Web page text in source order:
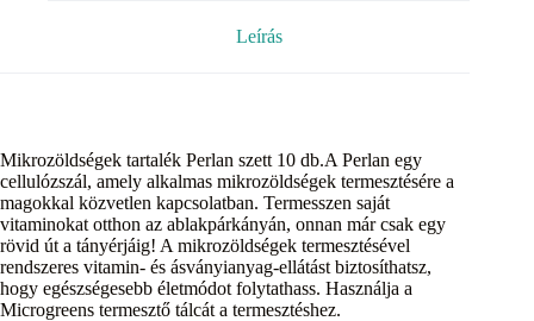
Leírás
Mikrozöldségek tartalék Perlan szett 10 db.A Perlan egy
cellulózszál, amely alkalmas mikrozöldségek termesztésére a
magokkal közvetlen kapcsolatban. Termesszen saját
vitaminokat otthon az ablakpárkányán, onnan már csak egy
rövid út a tányérjáig! A mikrozöldségek termesztésével
rendszeres vitamin- és ásványianyag-ellátást biztosíthatsz,
hogy egészségesebb életmódot folytathass. Használja a
Microgreens termesztő tálcát a termesztéshez.